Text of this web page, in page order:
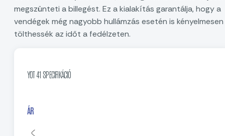
megszünteti a billegést. Ez a kialakítás garantálja, hogy a
vendégek még nagyobb hullámzás esetén is kényelmesen
tölthessék az időt a fedélzeten.
YOT 41 SPECIFIKÁCIÓ
ÁR